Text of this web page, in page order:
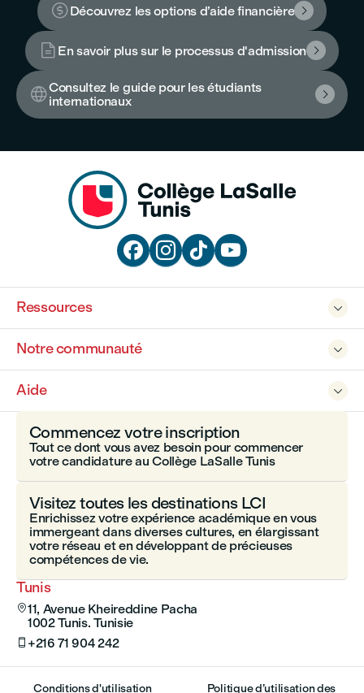
Découvrez les options d’aide financière 
 En savoir plus sur le processus d'admission 
Consultez le guide pour les étudiants
internationaux

   

Ressources

Notre communauté

Aide
Tunis
11, Avenue Kheireddine Pacha
1002 Tunis. Tunisie
 +216 71 904 242
Commencez votre inscription
Tout ce dont vous avez besoin pour commencer
votre candidature au Collège LaSalle Tunis
Visitez toutes les destinations LCI
Enrichissez votre expérience académique en vous
immergeant dans diverses cultures, en élargissant
votre réseau et en développant de précieuses
compétences de vie.
Conditions d'utilisation Politique d’utilisation des